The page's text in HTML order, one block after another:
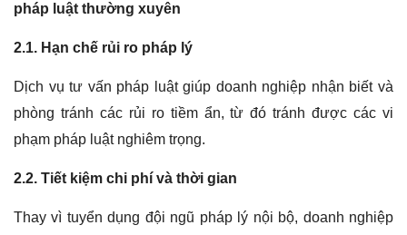
pháp luật thường xuyên
2.1. Hạn chế rủi ro pháp lý
Dịch vụ tư vấn pháp luật giúp doanh nghiệp nhận biết và
phòng tránh các rủi ro tiềm ẩn, từ đó tránh được các vi
phạm pháp luật nghiêm trọng.
2.2. Tiết kiệm chi phí và thời gian
Thay vì tuyển dụng đội ngũ pháp lý nội bộ, doanh nghiệp